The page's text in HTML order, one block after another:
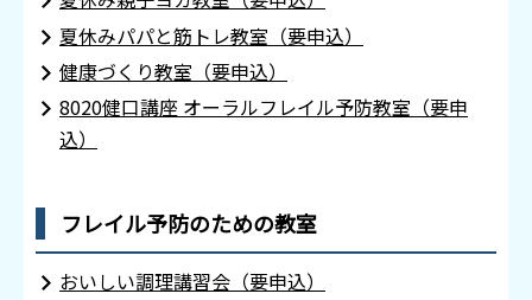
夏休みパパと筋トレ教室（要申込）
健康づくり教室（要申込）
8020健口講座 オーラルフレイル予防教室（要申
込）
フレイル予防のための教室
おいしい調理講習会（要申込）